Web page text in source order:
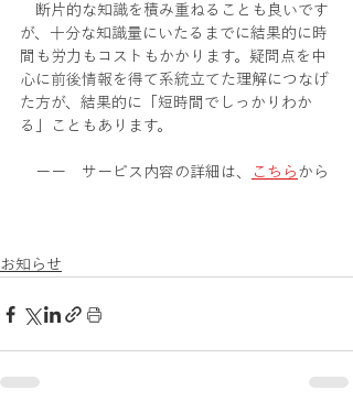
断片的な知識を積み重ねることも良いです
が、十分な知識量にいたるまでに結果的に時
間も労力もコストもかかります。疑問点を中
心に前後情報を得て系統立てた理解につなげ
た方が、結果的に「短時間でしっかりわか
る」こともあります。
ーー　サービス内容の詳細は、 こちら から
お知らせ